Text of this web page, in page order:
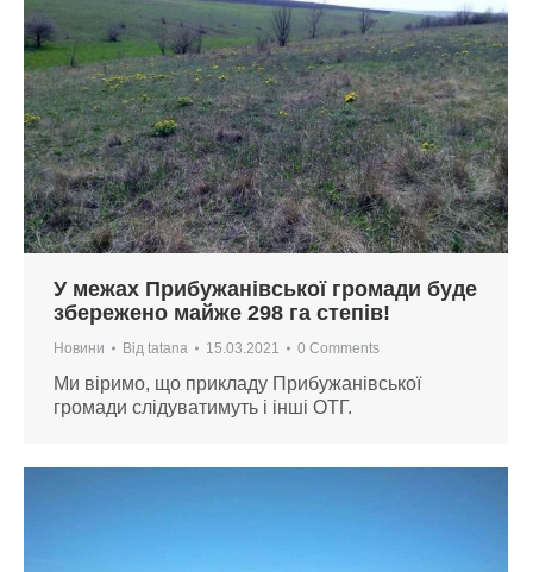
У межах Прибужанівської громади буде
збережено майже 298 га степів!
Новини Від tatana 15.03.2021 0 Comments
Ми віримо, що прикладу Прибужанівської
громади слідуватимуть і інші ОТГ.